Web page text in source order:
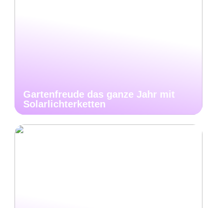
Gartenfreude das ganze Jahr mit
Solarlichterketten